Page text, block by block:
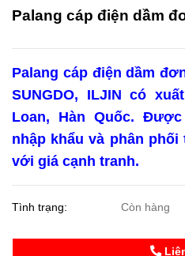
Palang cáp điện dầm
Palang cáp điện dầm
SUNGDO, ILJIN có
Loan, Hàn Quốc.
nhập khẩu và phân
với giá cạnh tranh.
Tình trạng: Còn hàng